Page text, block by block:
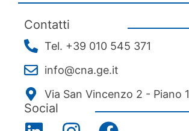
Contatti
Tel. +39 010 545 371
info@cna.ge.it
Via San Vincenzo 2 - Piano 1
Social